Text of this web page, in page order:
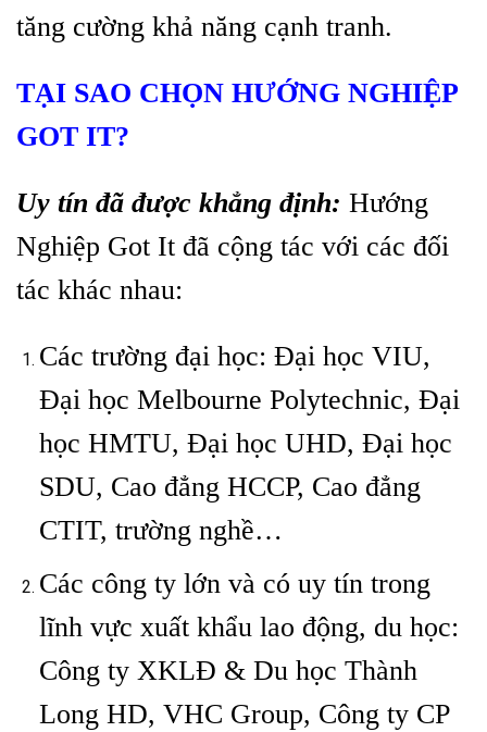
tăng cường khả năng cạnh tranh.
TẠI SAO CHỌN HƯỚNG NGHIỆP
GOT IT?
Uy tín đã được khẳng định: Hướng
Nghiệp Got It đã cộng tác với các đối
tác khác nhau:
Các trường đại học: Đại học VIU,
Đại học Melbourne Polytechnic, Đại
học HMTU, Đại học UHD, Đại học
SDU, Cao đẳng HCCP, Cao đẳng
CTIT, trường nghề…
Các công ty lớn và có uy tín trong
lĩnh vực xuất khẩu lao động, du học:
Công ty XKLĐ & Du học Thành
Long HD, VHC Group, Công ty CP